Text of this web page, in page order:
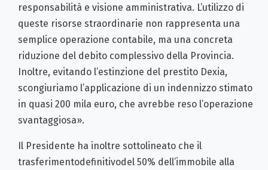
responsabilità e visione amministrativa. L’utilizzo di
queste risorse straordinarie non rappresenta una
semplice operazione contabile, ma una concreta
riduzione del debito complessivo della Provincia.
Inoltre, evitando l’estinzione del prestito Dexia,
scongiuriamo l’applicazione di un indennizzo stimato
in quasi 200 mila euro, che avrebbe reso l’operazione
svantaggiosa».
Il Presidente ha inoltre sottolineato che il
trasferimentodefinitivodel 50% dell’immobile alla